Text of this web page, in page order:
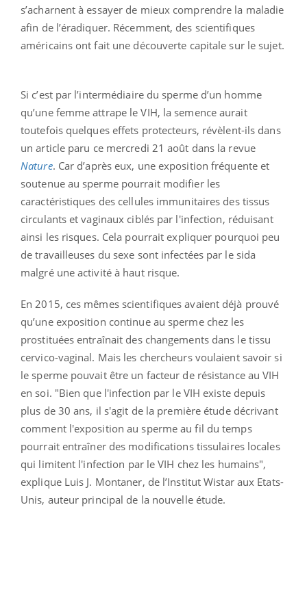
s’acharnent à essayer de mieux comprendre la maladie
afin de l’éradiquer. Récemment, des scientifiques
américains ont fait une découverte capitale sur le sujet.
Si c’est par l’intermédiaire du sperme d’un homme
qu’une femme attrape le VIH, la semence aurait
toutefois quelques effets protecteurs, révèlent-ils dans
un article paru ce mercredi 21 août dans la revue
Nature. Car d’après eux, une exposition fréquente et
soutenue au sperme pourrait modifier les
caractéristiques des cellules immunitaires des tissus
circulants et vaginaux ciblés par l'infection, réduisant
ainsi les risques. Cela pourrait expliquer pourquoi peu
de travailleuses du sexe sont infectées par le sida
malgré une activité à haut risque.
En 2015, ces mêmes scientifiques avaient déjà prouvé
qu’une exposition continue au sperme chez les
prostituées entraînait des changements dans le tissu
cervico-vaginal. Mais les chercheurs voulaient savoir si
le sperme pouvait être un facteur de résistance au VIH
en soi. "Bien que l'infection par le VIH existe depuis
plus de 30 ans, il s'agit de la première étude décrivant
comment l'exposition au sperme au fil du temps
pourrait entraîner des modifications tissulaires locales
qui limitent l'infection par le VIH chez les humains",
explique Luis J. Montaner, de l’Institut Wistar aux Etats-
Unis, auteur principal de la nouvelle étude.